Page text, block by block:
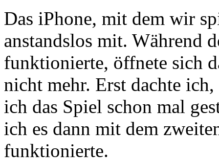
Das iPhone, mit dem wir
anstandslos mit. Während
funktionierte, öffnete sich
nicht mehr. Erst dachte
ich das Spiel schon mal
ich es dann mit dem
funktionierte.